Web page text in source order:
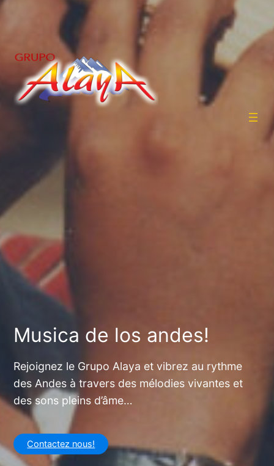
Musica de los andes!
Rejoignez le Grupo Alaya et vibrez au rythme
des Andes à travers des mélodies vivantes et
des sons pleins d’âme…
Contactez nous!